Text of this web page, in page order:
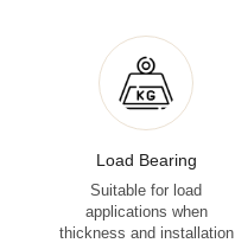
Load Bearing
Suitable for load
applications when
thickness and installation